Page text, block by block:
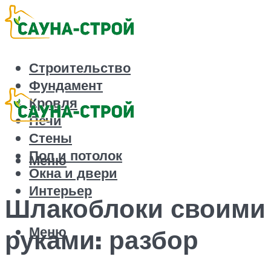
Строительство
Фундамент
Кровля
Печи
Стены
Пол и потолок
Окна и двери
Интерьер
Меню
Меню
Шлакоблоки своими
руками: разбор